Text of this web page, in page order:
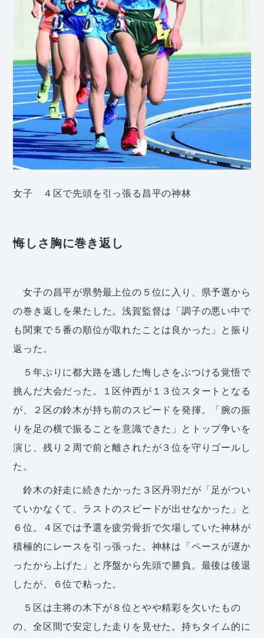
女子 ４区で先頭を引っ張る昌平の神林
悔しさ胸に巻き返し
女子の昌平が県勢最上位の５位に入り、県予選から
の巻き返しを果たした。浅賀監督は「調子の悪い中で
も関東で５番の順位が取れたことは良かった」と振り
返った。
５年ぶりに都大路を逃した悔しさをぶつける覚悟で
挑んだ大会だった。１区仲西が１３位スタートとなる
が、２区の鈴木が持ち前のスピードを発揮。「腕の振
りを足の横で振ることを意識できた」とトップ争いを
演じ、残り２周で前と離されたが３位を守りゴールし
た。
鈴木の好走に続きたかった３区丹羽だが「足がつい
ていかなくて、ラストのスピードが出せなかった」と
６位。４区では予選を疲労骨折で欠場していた神林が
積極的にレースを引っ張った。神林は「ペースが遅か
ったから上げた」と序盤から先頭で勝負。最後は後退
したが、６位で粘った。
５区は主将の木下が８位とやや精彩を欠いたもの
の、全区間で安定した走りを見せた。持ちタイム的に